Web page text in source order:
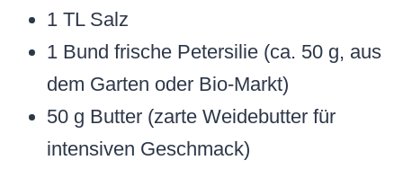
1 TL Salz
1 Bund frische Petersilie (ca. 50 g, aus
dem Garten oder Bio-Markt)
50 g Butter (zarte Weidebutter für
intensiven Geschmack)